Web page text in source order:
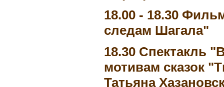
18.00 - 18.30
следам Шагала"
18.30 Спектакль
мотивам сказок
Татьяна